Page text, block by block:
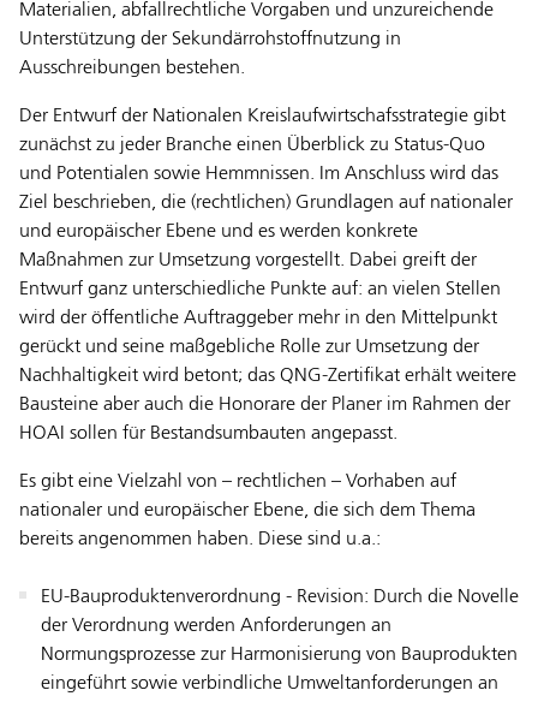
Materialien, abfallrechtliche Vorgaben und unzureichende
Unterstützung der Sekundärrohstoffnutzung in
Ausschreibungen bestehen.
Der Entwurf der Nationalen Kreislaufwirtschafsstrategie gibt
zunächst zu jeder Branche einen Überblick zu Status-Quo
und Potentialen sowie Hemmnissen. Im Anschluss wird das
Ziel beschrieben, die (rechtlichen) Grundlagen auf nationaler
und europäischer Ebene und es werden konkrete
Maßnahmen zur Umsetzung vorgestellt. Dabei greift der
Entwurf ganz unterschiedliche Punkte auf: an vielen Stellen
wird der öffentliche Auftraggeber mehr in den Mittelpunkt
gerückt und seine maßgebliche Rolle zur Umsetzung der
Nachhaltigkeit wird betont; das QNG-Zertifikat erhält weitere
Bausteine aber auch die Honorare der Planer im Rahmen der
HOAI sollen für Bestandsumbauten angepasst.
Es gibt eine Vielzahl von – rechtlichen – Vorhaben auf
nationaler und europäischer Ebene, die sich dem Thema
bereits angenommen haben. Diese sind u.a.:
EU-Bauproduktenverordnung - Revision: Durch die Novelle
der Verordnung werden Anforderungen an
Normungsprozesse zur Harmonisierung von Bauprodukten
eingeführt sowie verbindliche Umweltanforderungen an